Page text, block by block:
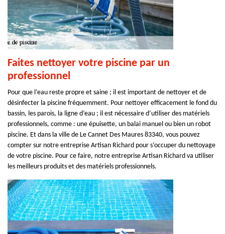
Faites nettoyer votre piscine par un
professionnel
Pour que l’eau reste propre et saine ; il est important de nettoyer et de
désinfecter la piscine fréquemment. Pour nettoyer efficacement le fond du
bassin, les parois, la ligne d’eau ; il est nécessaire d’utiliser des matériels
professionnels, comme : une épuisette, un balai manuel ou bien un robot
piscine. Et dans la ville de Le Cannet Des Maures 83340, vous pouvez
compter sur notre entreprise Artisan Richard pour s’occuper du nettoyage
de votre piscine. Pour ce faire, notre entreprise Artisan Richard va utiliser
les meilleurs produits et des matériels professionnels.